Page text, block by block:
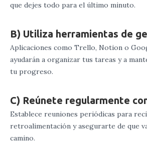
que dejes todo para el último minuto.
B) Utiliza herramientas de
Aplicaciones como Trello, Notion o
ayudarán a organizar tus tareas y a
tu progreso.
C) Reúnete regularmente
Establece reuniones periódicas para
retroalimentación y asegurarte de que
camino.